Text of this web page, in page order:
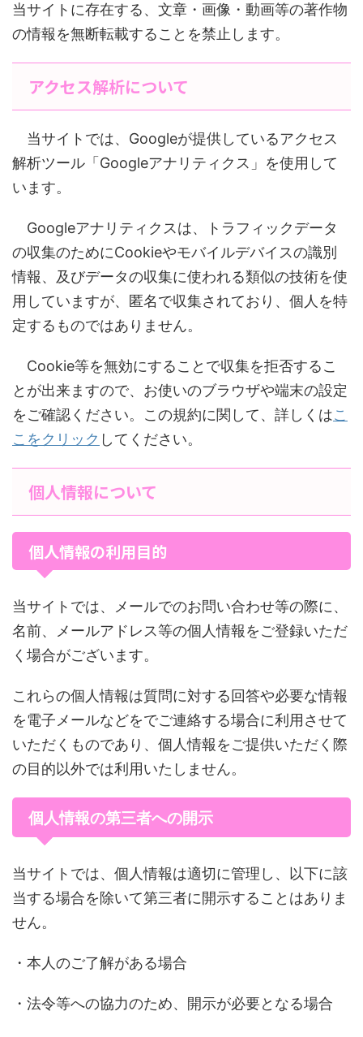
当サイトに存在する、文章・画像・動画等の著作物
の情報を無断転載することを禁止します。
アクセス解析について
当サイトでは、Googleが提供しているアクセス
解析ツール「Googleアナリティクス」を使用して
います。
Googleアナリティクスは、トラフィックデータ
の収集のためにCookieやモバイルデバイスの識別
情報、及びデータの収集に使われる類似の技術を使
用していますが、匿名で収集されており、個人を特
定するものではありません。
Cookie等を無効にすることで収集を拒否するこ
とが出来ますので、お使いのブラウザや端末の設定
をご確認ください。この規約に関して、詳しくはこ
こをクリック してください。
個人情報について
個人情報の利用目的
当サイトでは、メールでのお問い合わせ等の際に、
名前、メールアドレス等の個人情報をご登録いただ
く場合がございます。
これらの個人情報は質問に対する回答や必要な情報
を電子メールなどをでご連絡する場合に利用させて
いただくものであり、個人情報をご提供いただく際
の目的以外では利用いたしません。
個人情報の第三者への開示
当サイトでは、個人情報は適切に管理し、以下に該
当する場合を除いて第三者に開示することはありま
せん。
・本人のご了解がある場合
・法令等への協力のため、開示が必要となる場合